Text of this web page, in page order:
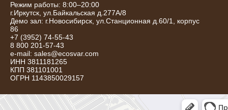
Режим работы: 8:00–20:00
г.Иркутск, ул.Байкальская д.277А/8
Демо зал: г.Новосибирск, ул.Станционная д.60/1, корпус
86
+7 (3952) 74-55-43
8 800 201-57-43
e-mail: sales@ecosvar.com
ИНН 3811181265
КПП 381101001
ОГРН 1143850029157